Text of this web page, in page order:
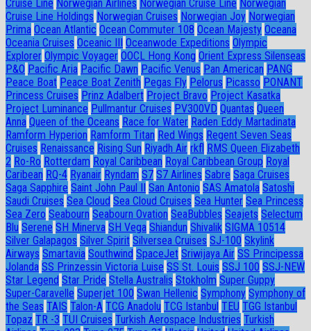
Cruise Line Norwegian Airlines Norwegian Cruise Line Norwegian
Cruise Line Holdings Norwegian Cruises Norwegian Joy Norwegian
Prima Ocean Atlantic Ocean Commuter 108 Ocean Majesty Oceana
Oceania Cruises Oceanic III Oceanwode Expeditions Olympic
Explorer Olympic Voyager OOCL Hong Kong Orient Express Silenseas
P&O Pacific Aria Pacific Dawn Pacific Venus Pan American PANG
Peace Boat Peace Boat Zenith Pegas Fly Pelorus Picasso PONANT
Princess Cruises Prinz Adalbert Project Bravo Project Kasatka
Project Luminance Pullmantur Cruises PV300VD Quantas Queen
Anna Queen of the Oceans Race for Water Raden Eddy Martadinata
Ramform Hyperion Ramform Titan Red Wings Regent Seven Seas
Cruises Renaissance Rising Sun Riyadh Air rkfl RMS Queen Elizabeth
2 Ro-Ro Rotterdam Royal Caribbean Royal Caribbean Group Royal
Caribean RQ-4 Ryanair Ryndam S7 S7 Airlines Sabre Saga Cruises
Saga Sapphire Saint John Paul II San Antonio SAS Amatola Satoshi
Saudi Cruises Sea Cloud Sea Cloud Cruises Sea Hunter Sea Princess
Sea Zero Seabourn Seabourn Ovation SeaBubbles Seajets Selectum
Blu Serene SH Minerva SH Vega Shiandun Shivalik SIGMA 10514
Silver Galapagos Silver Spirit Silversea Cruises SJ-100 Skylink
Airways Smartavia Southwind SpaceJet Sriwijaya Air SS Principessa
Jolanda SS Prinzessin Victoria Luise SS St. Louis SSJ 100 SSJ-NEW
Star Legend Star Pride Stella Australis Stokholm Super Guppy
Super-Caravelle Superjet 100 Swan Hellenic Symphony Symphony of
the Seas TAIS Talon-A TCG Anadolu TCG Istanbul TEU TGG Istanbul
Topaz TR -3 TUI Cruises Turkish Aerospace Industries Turkish